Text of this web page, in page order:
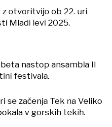
otvoritvijo ob 22. uri
Mladi levi 2025.
nastop ansambla Il
festivala.
se začenja Tek na Veliko
v gorskih tekih.